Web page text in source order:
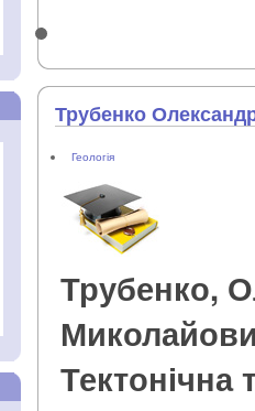
Трубенко
Геологія
Трубенко,
Тектонічна